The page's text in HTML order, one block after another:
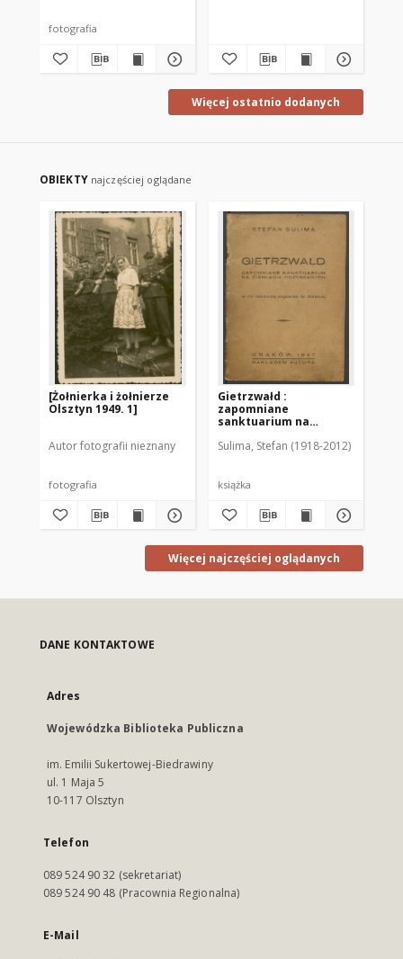
fotografia
Więcej ostatnio dodanych
OBIEKTY najczęściej oglądane
[Żołnierka i żołnierze
Olsztyn 1949. 1]
Autor fotografii nieznany
fotografia
Gietrzwałd :
zapomniane
sanktuarium na
Sulima, Stefan (1918-2012)
książka
Więcej najczęściej oglądanych
DANE KONTAKTOWE
Adres
Wojewódzka Biblioteka Publiczna
im. Emilii Sukertowej-Biedrawiny
ul. 1 Maja 5
10-117 Olsztyn
Telefon
089 524 90 32 (sekretariat)
089 524 90 48 (Pracownia Regionalna)
E-Mail